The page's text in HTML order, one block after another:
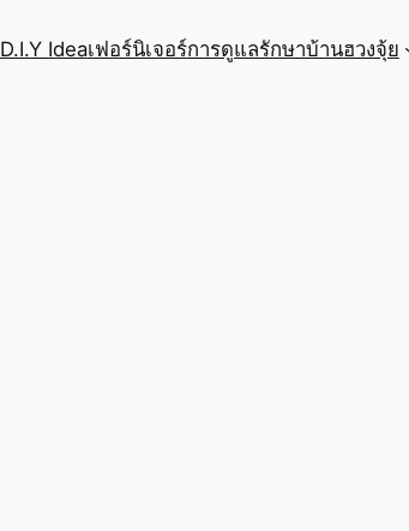
D.I.Y Ideaเฟอร์นิเจอร์การดูแลรักษาบ้านฮวงจุ้ย